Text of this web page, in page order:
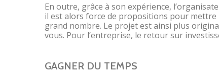
En outre, grâce à son expérience,
il est alors force de propositions pour
grand nombre. Le projet est ainsi plus
vous. Pour l’entreprise, le retour sur
GAGNER DU TEMPS